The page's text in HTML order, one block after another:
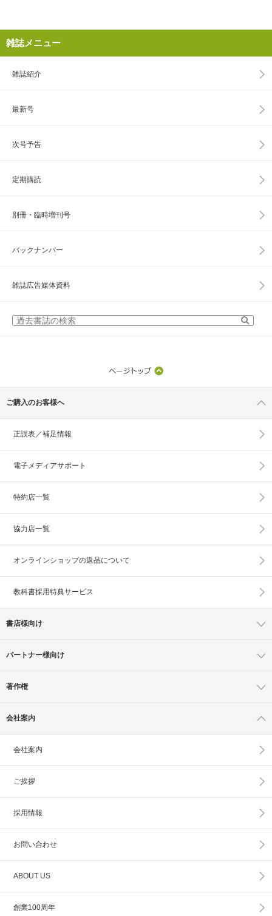
雑誌メニュー
雑誌紹介
最新号
次号予告
定期購読
別冊・臨時増刊号
バックナンバー
雑誌広告媒体資料
ご購入のお客様へ
正誤表／補足情報
電子メディアサポート
特約店一覧
協力店一覧
オンラインショップの返品について
教科書採用特典サービス
書店様向け
パートナー様向け
著作権
会社案内
会社案内
ご挨拶
採用情報
お問い合わせ
ABOUT US
創業100周年